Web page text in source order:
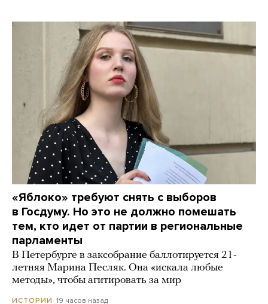
«Яблоко» требуют снять с выборов
в Госдуму. Но это не должно помешать
тем, кто идет от партии в региональные
парламенты
В Петербурге в заксобрание баллотируется 21-
летняя Марина Песляк. Она «искала любые
методы», чтобы агитировать за мир
ИСТОРИИ 19 часов назад